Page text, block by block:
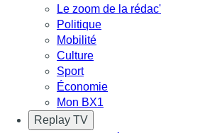
Le zoom de la rédac'
Politique
Mobilité
Culture
Sport
Économie
Mon BX1
Replay TV